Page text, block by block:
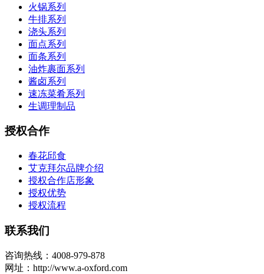
火锅系列
牛排系列
浇头系列
面点系列
面条系列
油炸裹面系列
酱卤系列
速冻菜肴系列
生调理制品
授权合作
春花邱食
艾克拜尔品牌介绍
授权合作店形象
授权优势
授权流程
联系我们
咨询热线：4008-979-878
网址：http://www.a-oxford.com